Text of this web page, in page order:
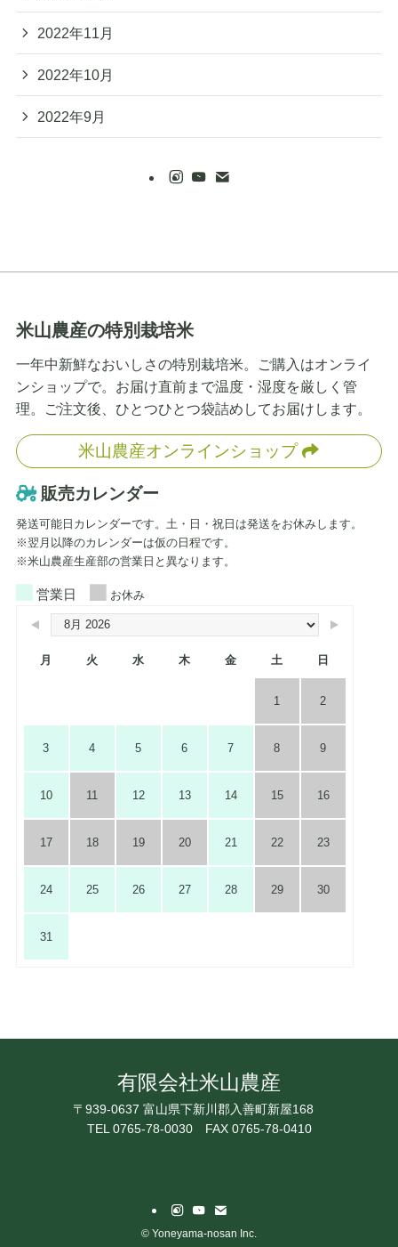
2022年11月
2022年10月
2022年9月
米山農産の特別栽培米
一年中新鮮なおいしさの特別栽培米。ご購入はオンライ
ンショップで。お届け直前まで温度・湿度を厳しく管
理。ご注文後、ひとつひとつ袋詰めしてお届けします。
米山農産オンラインショップ
販売カレンダー
発送可能日カレンダーです。土・日・祝日は発送をお休みします。
※翌月以降のカレンダーは仮の日程です。
※米山農産生産部の営業日と異なります。
営業日 お休み
月 火 水 木 金 土 日
1 2
3 4 5 6 7 8 9
10 11 12 13 14 15 16
17 18 19 20 21 22 23
24 25 26 27 28 29 30
31
有限会社米山農産
〒939-0637 富山県下新川郡入善町新屋168
TEL 0765-78-0030FAX 0765-78-0410
© Yoneyama-nosan Inc.